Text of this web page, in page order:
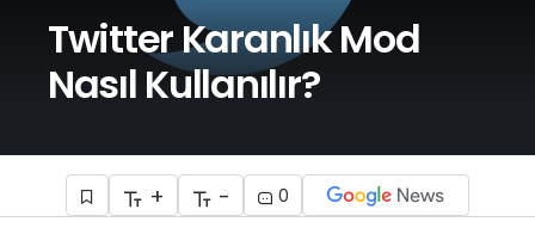
Twitter Karanlık Mod
Nasıl Kullanılır?
+ - 0